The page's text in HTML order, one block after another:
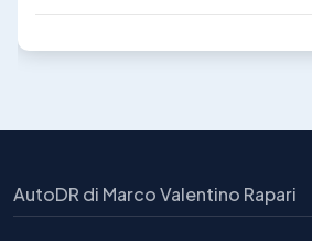
AutoDR di Marco Valentino Rapari